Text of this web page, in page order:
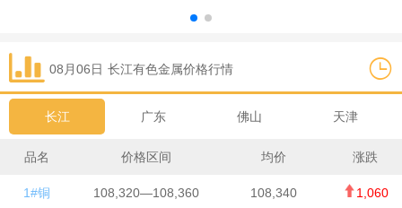
08月06日 长江有色金属价格行情
长江 广东 佛山 天津
品名 价格区间 均价 涨跌
1#铜 108,320—108,360 108,340 1,060